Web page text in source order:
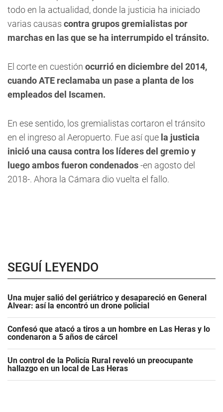
todo en la actualidad, donde la justicia ha iniciado
varias causas contra grupos gremialistas por
marchas en las que se ha interrumpido el tránsito.
El corte en cuestión ocurrió en diciembre del 2014,
cuando ATE reclamaba un pase a planta de los
empleados del Iscamen.
En ese sentido, los gremialistas cortaron el tránsito
en el ingreso al Aeropuerto. Fue así que la justicia
inició una causa contra los líderes del gremio y
luego ambos fueron condenados-en agosto del
2018-. Ahora la Cámara dio vuelta el fallo.
SEGUÍ LEYENDO
Una mujer salió del geriátrico y desapareció en General
Alvear: así la encontró un drone policial
Confesó que atacó a tiros a un hombre en Las Heras y lo
condenaron a 5 años de cárcel
Un control de la Policía Rural reveló un preocupante
hallazgo en un local de Las Heras